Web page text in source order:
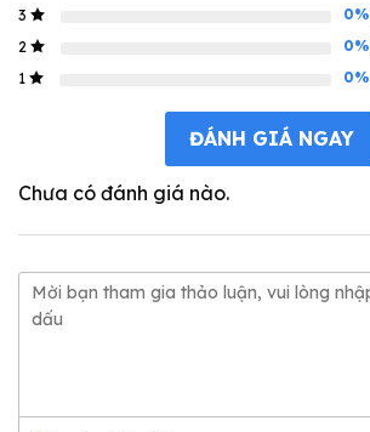
3
0%
2
0%
1
0%
ĐÁNH GIÁ NGAY
Chưa có đánh giá nào.